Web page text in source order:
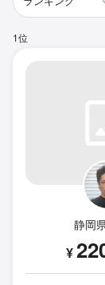
1位
静岡
¥